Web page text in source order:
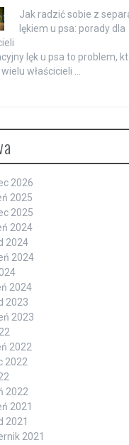
Jak radzić sobie z
lękiem u psa: porady dla
lęk u psa to problem,
właścicieli …
2026
2025
2025
2024
2024
2024
2024
2023
2023
2022
2022
2022
2021
2021
2021